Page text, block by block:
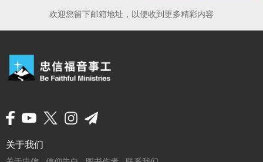
欢迎您留下邮箱地址，以便收到更多精彩内容
页
关于我们